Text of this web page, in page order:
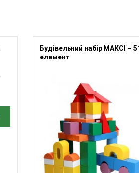
Будівельний набір МАКСІ –
елемент